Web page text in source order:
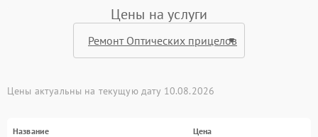
Цены на услуги
Цены актуальны на текущую дату 10.08.2026
Название Цена